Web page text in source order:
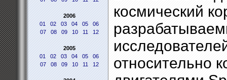
2006
01
02 03 04 05
06
07
08 09 10 11 12
2005
01
02 03 04 05
06
07
08 09 10 11 12
космический
относительно